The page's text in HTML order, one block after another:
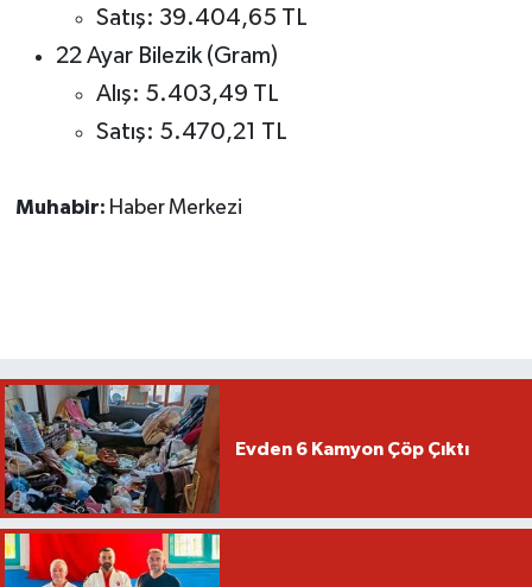
Satış: 39.404,65 TL
22 Ayar Bilezik (Gram)
Alış: 5.403,49 TL
Satış: 5.470,21 TL
Muhabir: Haber Merkezi
Evden 6 Kamyon Çöp Çıktı